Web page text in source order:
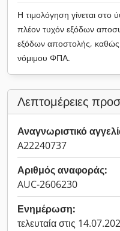
Η τιμολόγηση γίνεται
πλέον τυχόν εξόδων
εξόδων αποστολής, καθώς
νόμιμου ΦΠΑ.
Λεπτομέρειες
Αναγνωριστικό
A22240737
Αριθμός αναφοράς:
AUC-2606230
Ενημέρωση:
τελευταία στις